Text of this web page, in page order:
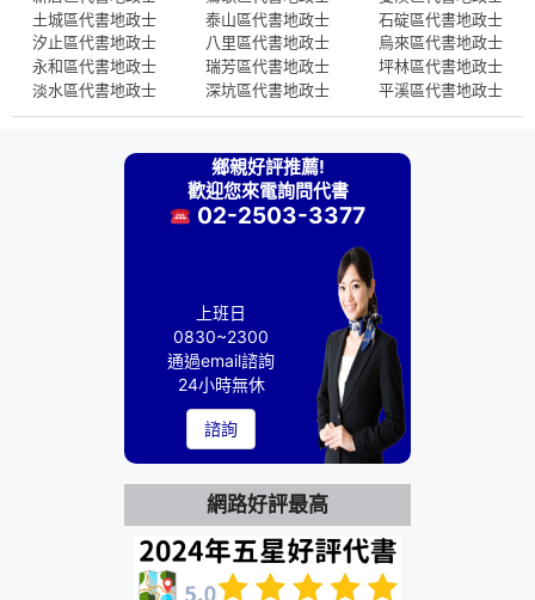
土城區代書地政士
汐止區代書地政士
永和區代書地政士
淡水區代書地政士
泰山區代書地政士
八里區代書地政士
瑞芳區代書地政士
深坑區代書地政士
石碇區代書地政士
烏來區代書地政士
坪林區代書地政士
平溪區代書地政士
鄉親好評推薦!
歡迎您來電詢問代書
02-2503-3377
上班日
0830~2300
通過email諮詢
24小時無休
諮詢
網路好評最高